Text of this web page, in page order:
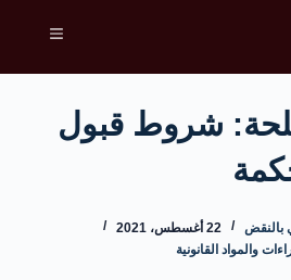
شروط قبول
بالنقض
22 أغسطس، 2021
والمواد القانونية